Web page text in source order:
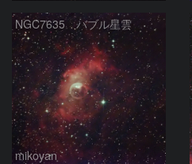
NGC7635 バブル星雲
mikoyan